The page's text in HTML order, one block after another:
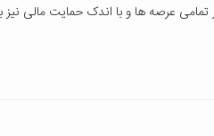
عرصه ها و با اندک حمایت مالی نیز